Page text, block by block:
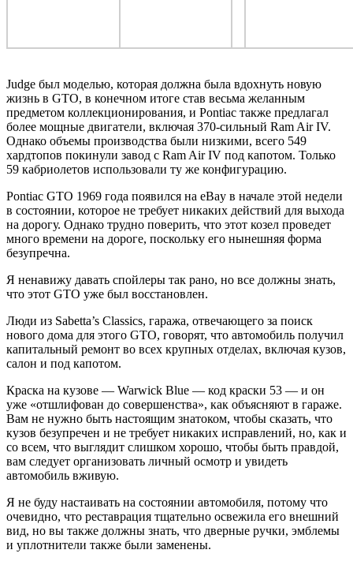
Judge был моделью, которая должна была вдохнуть новую
жизнь в GTO, в конечном итоге став весьма желанным
предметом коллекционирования, и Pontiac также предлагал
более мощные двигатели, включая 370-сильный Ram Air IV.
Однако объемы производства были низкими, всего 549
хардтопов покинули завод с Ram Air IV под капотом. Только
59 кабриолетов использовали ту же конфигурацию.
Pontiac GTO 1969 года появился на eBay в начале этой недели
в состоянии, которое не требует никаких действий для выхода
на дорогу. Однако трудно поверить, что этот козел проведет
много времени на дороге, поскольку его нынешняя форма
безупречна.
Я ненавижу давать спойлеры так рано, но все должны знать,
что этот GTO уже был восстановлен.
Люди из Sabetta’s Classics, гаража, отвечающего за поиск
нового дома для этого GTO, говорят, что автомобиль получил
капитальный ремонт во всех крупных отделах, включая кузов,
салон и под капотом.
Краска на кузове — Warwick Blue — код краски 53 — и он
уже «отшлифован до совершенства», как объясняют в гараже.
Вам не нужно быть настоящим знатоком, чтобы сказать, что
кузов безупречен и не требует никаких исправлений, но, как и
со всем, что выглядит слишком хорошо, чтобы быть правдой,
вам следует организовать личный осмотр и увидеть
автомобиль вживую.
Я не буду настаивать на состоянии автомобиля, потому что
очевидно, что реставрация тщательно освежила его внешний
вид, но вы также должны знать, что дверные ручки, эмблемы
и уплотнители также были заменены.